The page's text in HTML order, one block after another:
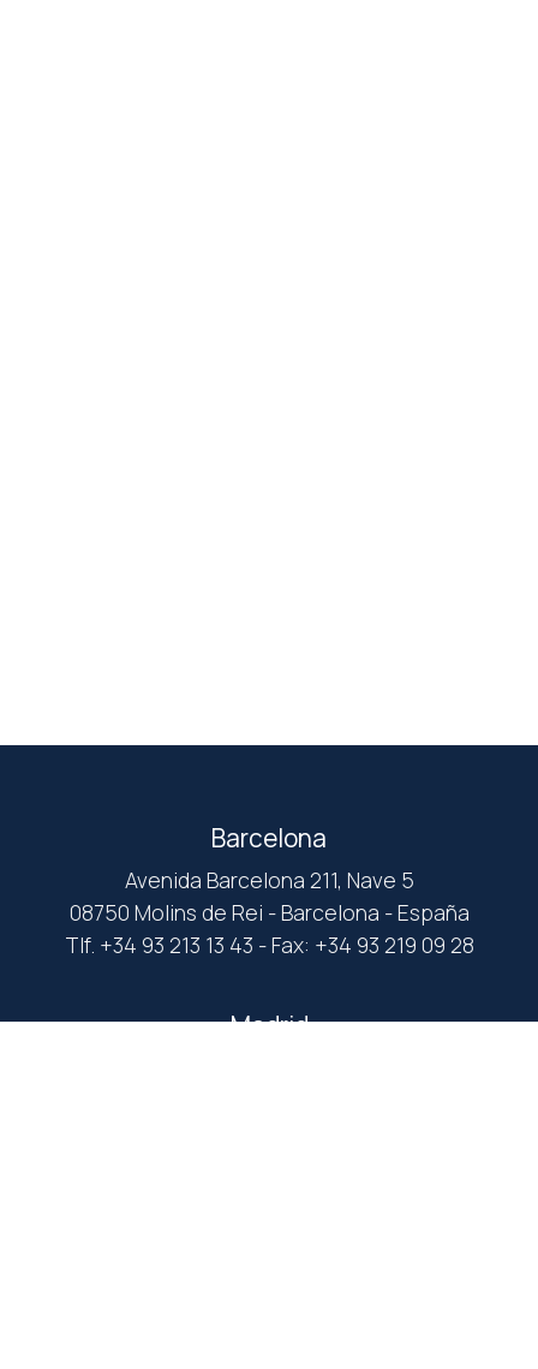
Barcelona
Avenida Barcelona 211, Nave 5
08750 Molins de Rei - Barcelona - España
Tlf. +34 93 213 13 43 - Fax: +34 93 219 09 28
Madrid